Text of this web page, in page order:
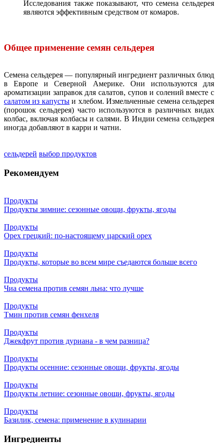
Исследования также показывают, что семена сельдерея
являются эффективным средством от комаров.
Общее применение семян сельдерея
Семена сельдерея — популярный ингредиент различных блюд
в Европе и Северной Америке. Они используются для
ароматизации заправок для салатов, супов и солений вместе с
салатом из капустыи хлебом. Измельченные семена сельдерея
(порошок сельдерея) часто используются в различных видах
колбас, включая колбасы и салями. В Индии семена сельдерея
иногда добавляют в карри и чатни.
сельдерей выбор продуктов
Рекомендуем
Продукты
Продукты зимние: сезонные овощи, фрукты, ягоды
Продукты
Орех грецкий: по-настоящему царский орех
Продукты
Продукты, которые во всем мире съедаются больше всего
Продукты
Чиа семена против семян льна: что лучше
Продукты
Тмин против семян фенхеля
Продукты
Джекфрут против дуриана - в чем разница?
Продукты
Продукты осенние: сезонные овощи, фрукты, ягоды
Продукты
Продукты летние: сезонные овощи, фрукты, ягоды
Продукты
Базилик, семена: применение в кулинарии
Ингредиенты